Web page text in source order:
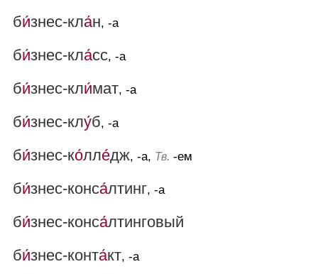
би́знес-кла́н, -а
би́знес-кла́сс, -а
би́знес-кли́мат, -а
би́знес-клу́б, -а
би́знес-ко́лле́дж, -а, Тв. -ем
би́знес-конса́лтинг, -а
би́знес-конса́лтинговый
би́знес-конта́кт, -а